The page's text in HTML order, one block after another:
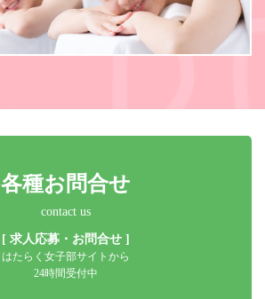
各種お問合せ
contact us
[ 求人応募・お問合せ ]
はたらく女子部サイトから
24時間受付中